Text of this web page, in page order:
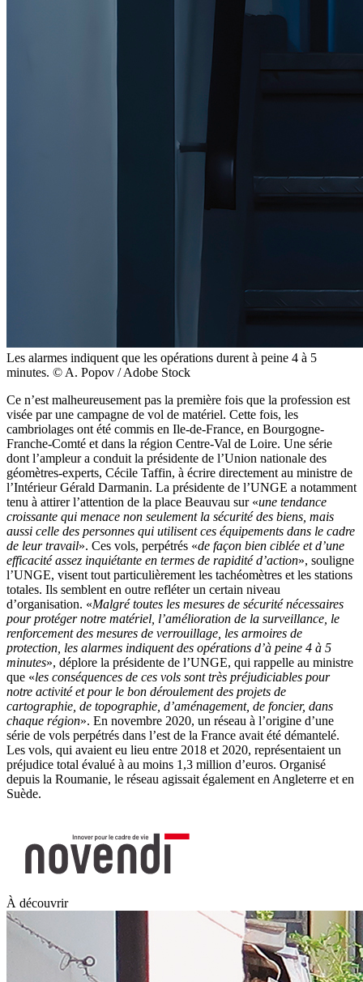
Les alarmes indiquent que les opérations durent à peine 4 à 5
minutes. © A. Popov / Adobe Stock
Ce n’est malheureusement pas la première fois que la profession est
visée par une campagne de vol de matériel. Cette fois, les
cambriolages ont été commis en Ile-de-France, en Bourgogne-
Franche-Comté et dans la région Centre-Val de Loire. Une série
dont l’ampleur a conduit la présidente de l’Union nationale des
géomètres-experts, Cécile Taffin, à écrire directement au ministre de
l’Intérieur Gérald Darmanin. La présidente de l’UNGE a notamment
tenu à attirer l’attention de la place Beauvau sur «une tendance
croissante qui menace non seulement la sécurité des biens, mais
aussi celle des personnes qui utilisent ces équipements dans le cadre
de leur travail». Ces vols, perpétrés «de façon bien ciblée et d’une
efficacité assez inquiétante en termes de rapidité d’action», souligne
l’UNGE, visent tout particulièrement les tachéomètres et les stations
totales. Ils semblent en outre refléter un certain niveau
d’organisation. «Malgré toutes les mesures de sécurité nécessaires
pour protéger notre matériel, l’amélioration de la surveillance, le
renforcement des mesures de verrouillage, les armoires de
protection, les alarmes indiquent des opérations d’à peine 4 à 5
minutes», déplore la présidente de l’UNGE, qui rappelle au ministre
que «les conséquences de ces vols sont très préjudiciables pour
notre activité et pour le bon déroulement des projets de
cartographie, de topographie, d’aménagement, de foncier, dans
chaque région». En novembre 2020, un réseau à l’origine d’une
série de vols perpétrés dans l’est de la France avait été démantelé.
Les vols, qui avaient eu lieu entre 2018 et 2020, représentaient un
préjudice total évalué à au moins 1,3 million d’euros. Organisé
depuis la Roumanie, le réseau agissait également en Angleterre et en
Suède.
À découvrir